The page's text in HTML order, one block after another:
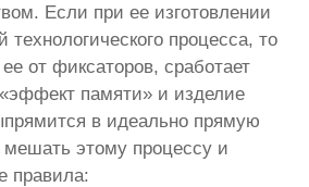
Если при ее изготовлении
процесса, то
от фиксаторов, сработает
памяти» и изделие
в идеально прямую
этому процессу и
правила: